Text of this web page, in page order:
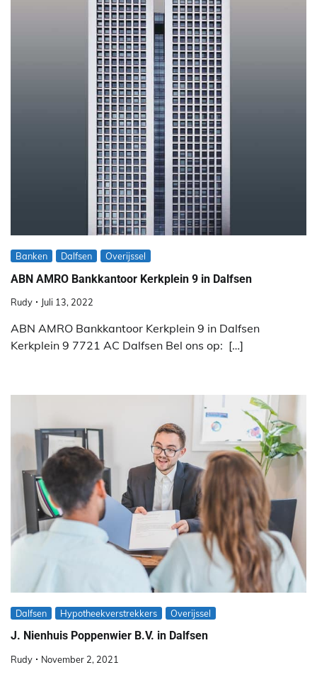
Banken Dalfsen Overijssel
ABN AMRO Bankkantoor Kerkplein 9 in Dalfsen
Rudy Juli 13, 2022
ABN AMRO Bankkantoor Kerkplein 9 in Dalfsen
Kerkplein 9 7721 AC Dalfsen Bel ons op: […]
Dalfsen Hypotheekverstrekkers Overijssel
J. Nienhuis Poppenwier B.V. in Dalfsen
Rudy November 2, 2021